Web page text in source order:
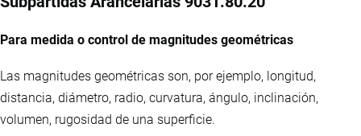
Para medida o control de magnitudes geométricas
Las magnitudes geométricas son, por ejemplo, longitud,
distancia, diámetro, radio, curvatura, ángulo, inclinación,
volumen, rugosidad de una superficie.